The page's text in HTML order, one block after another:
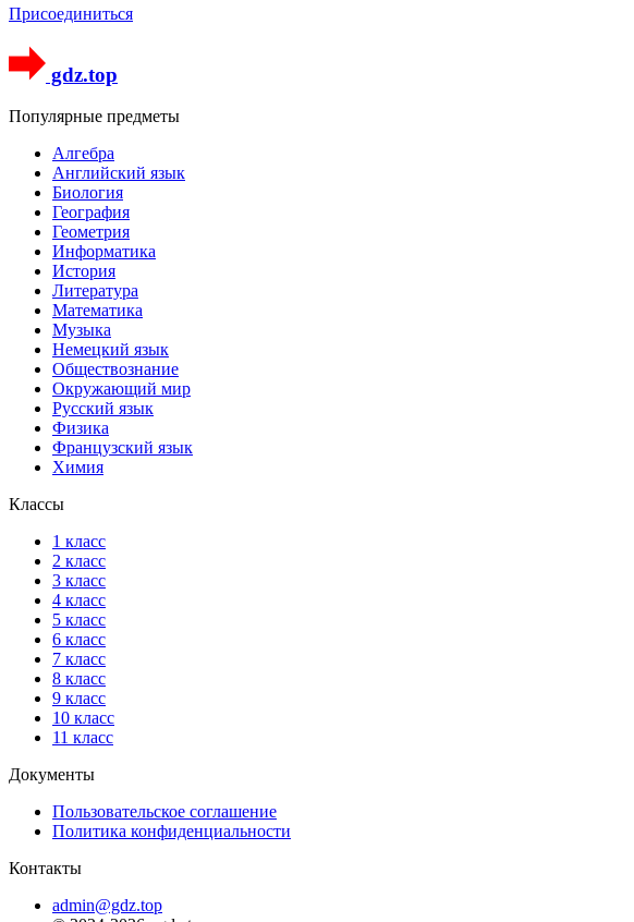
Присоединиться
gdz.top
Популярные предметы
Алгебра
Английский язык
Биология
География
Геометрия
Информатика
История
Литература
Математика
Музыка
Немецкий язык
Обществознание
Окружающий мир
Русский язык
Физика
Французский язык
Химия
Классы
1 класс
2 класс
3 класс
4 класс
5 класс
6 класс
7 класс
8 класс
9 класс
10 класс
11 класс
Документы
Пользовательское соглашение
Политика конфиденциальности
Контакты
admin@gdz.top